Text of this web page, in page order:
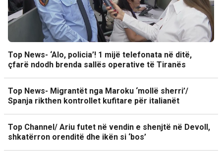
Top News- ‘Alo, policia’! 1 mijë telefonata në ditë,
çfarë ndodh brenda sallës operative të Tiranës
Top News- Migrantët nga Maroku ‘mollë sherri’/
Spanja rikthen kontrollet kufitare për italianët
Top Channel/ Ariu futet në vendin e shenjtë në Devoll,
shkatërron orenditë dhe ikën si ‘bos’